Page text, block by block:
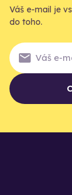
Váš e-mail je
do toho.